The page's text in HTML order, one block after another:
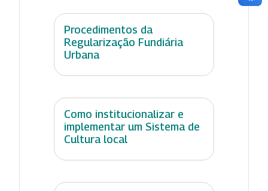
Procedimentos da
Regularização Fundiária
Urbana
Como institucionalizar e
implementar um Sistema de
Cultura local